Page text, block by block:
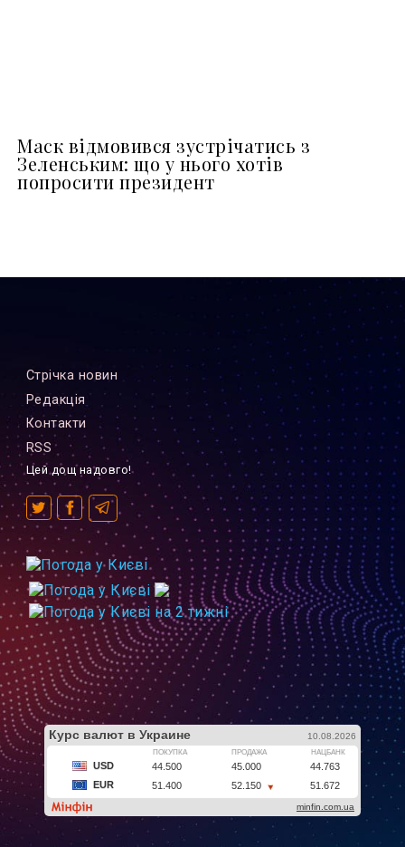
Маск відмовився зустрічатись з
Зеленським: що у нього хотів
попросити президент
Стрiчка новин
Редакцiя
Контакти
RSS
Цей дощ надовго!